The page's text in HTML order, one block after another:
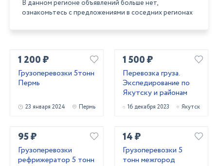
В данном регионе объявлений больше нет,
ознакомьтесь с предложениями в соседних регионах
1 200 ₽
Грузоперевозки 5тонн
Пермь
23 января 2024 Пермь
1 500 ₽
Перевозка груза.
Экспедирование по
Якутску и районам
16 декабря 2023 Якутск
95 ₽
Грузоперевозки
рефрижератор 5 тонн
14 ₽
Грузоперевозки 5
тонн межгород